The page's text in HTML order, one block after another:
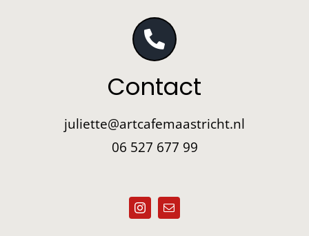
Contact
juliette@artcafemaastricht.nl
06 527 677 99